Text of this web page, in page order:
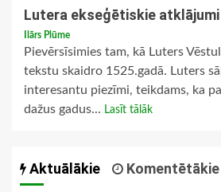
Lutera ekseģētiskie atklājumi
Ilārs Plūme
Pievērsīsimies tam, kā Luters
tekstu skaidro 1525.gadā. Luters
interesantu piezīmi, teikdams, ka
dažus gadus... Lasīt tālāk
Aktuālākie Komentētākie